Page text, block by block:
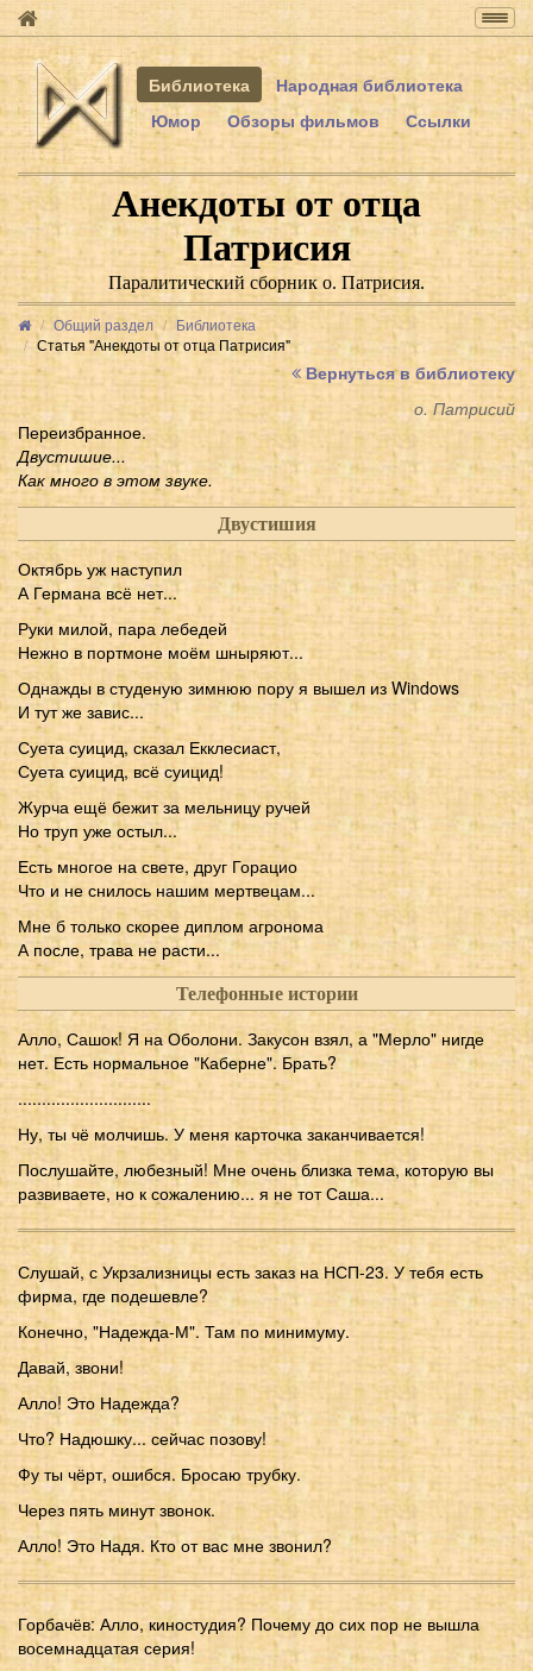
Библиотека
Народная библиотека
Юмор
Обзоры фильмов Ссылки
Анекдоты от отца
Патрисия
Паралитический сборник о. Патрисия.
Общий раздел
Библиотека
Статья "Анекдоты от отца Патрисия"
Вернуться в библиотеку
о. Патрисий
Переизбранное.
Двустишие...
Как много в этом звуке.
Двустишия
Октябрь уж наступил
А Германа всё нет...
Руки милой, пара лебедей
Нежно в портмоне моём шныряют...
Однажды в студеную зимнюю пору я вышел из Windows
И тут же завис...
Суета суицид, сказал Екклесиаст,
Суета суицид, всё суицид!
Журча ещё бежит за мельницу ручей
Но труп уже остыл...
Есть многое на свете, друг Горацио
Что и не снилось нашим мертвецам...
Мне б только скорее диплом агронома
А после, трава не расти...
Телефонные истории
Алло, Сашок! Я на Оболони. Закусон взял, а "Мерло" нигде
нет. Есть нормальное "Каберне". Брать?
............................
Ну, ты чё молчишь. У меня карточка заканчивается!
Послушайте, любезный! Мне очень близка тема, которую вы
развиваете, но к сожалению... я не тот Саша...
Слушай, с Укрзализницы есть заказ на НСП-23. У тебя есть
фирма, где подешевле?
Конечно, "Надежда-М". Там по минимуму.
Давай, звони!
Алло! Это Надежда?
Что? Надюшку... сейчас позову!
Фу ты чёрт, ошибся. Бросаю трубку.
Через пять минут звонок.
Алло! Это Надя. Кто от вас мне звонил?
Горбачёв: Алло, киностудия? Почему до сих пор не вышла
восемнадцатая серия!